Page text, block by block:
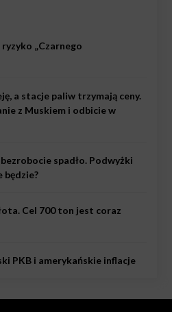
„Czarnego
a stacje paliw trzymają ceny.
z Muskiem i odbicie w
spadło. Podwyżki
będzie?
Cel 700 ton jest coraz
PKB i amerykańskie inflacje